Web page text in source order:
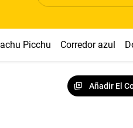
Picchu Corredor azul
Añadir El